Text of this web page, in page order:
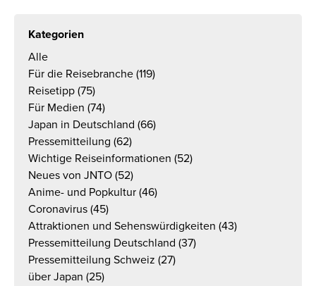
Kategorien
Alle
Für die Reisebranche (119)
Reisetipp (75)
Für Medien (74)
Japan in Deutschland (66)
Pressemitteilung (62)
Wichtige Reiseinformationen (52)
Neues von JNTO (52)
Anime- und Popkultur (46)
Coronavirus (45)
Attraktionen und Sehenswürdigkeiten (43)
Pressemitteilung Deutschland (37)
Pressemitteilung Schweiz (27)
über Japan (25)